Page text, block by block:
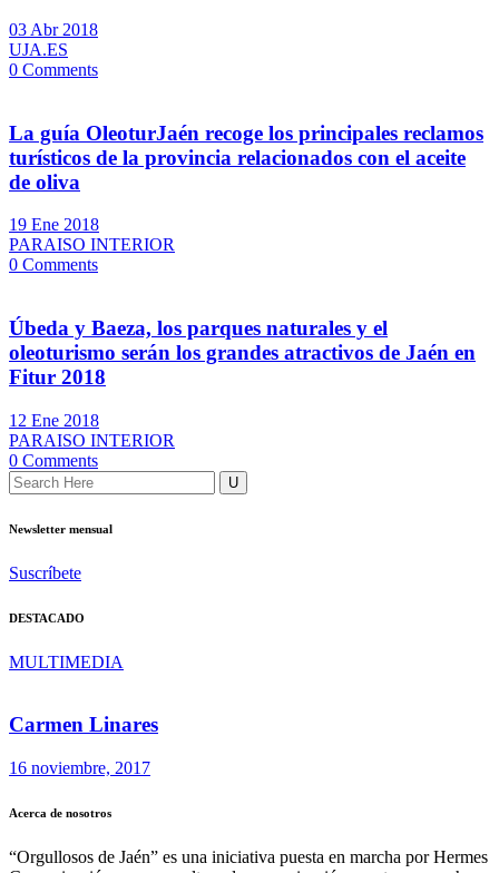
03 Abr 2018
UJA.ES
0 Comments
La guía OleoturJaén recoge los principales reclamos
turísticos de la provincia relacionados con el aceite
de oliva
19 Ene 2018
PARAISO INTERIOR
0 Comments
Úbeda y Baeza, los parques naturales y el
oleoturismo serán los grandes atractivos de Jaén en
Fitur 2018
12 Ene 2018
PARAISO INTERIOR
0 Comments
Newsletter mensual
Suscríbete
DESTACADO
MULTIMEDIA
Carmen Linares
16 noviembre, 2017
Acerca de nosotros
“Orgullosos de Jaén” es una iniciativa puesta en marcha por Hermes